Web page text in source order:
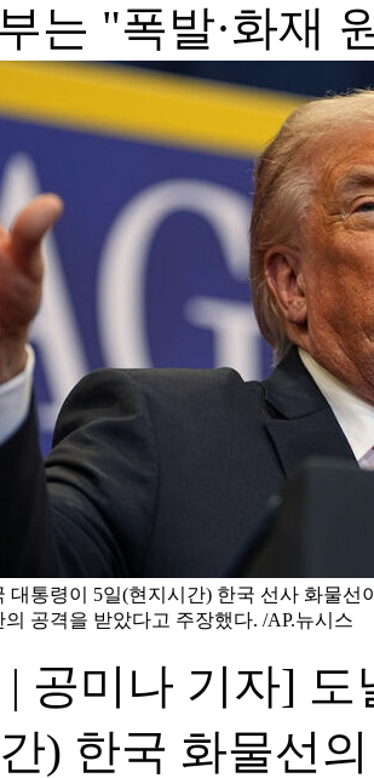
는 "폭발·화재
대통령이 5일(현지시간) 한국 선사 화물선
공격을 받았다고 주장했다. /AP.뉴시스
공미나 기자]
) 한국 화물선